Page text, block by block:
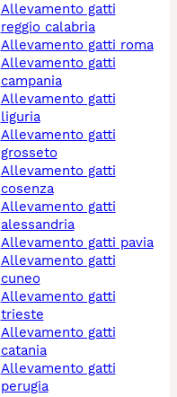
allevamento gatti
reggio calabria
allevamento gatti roma
allevamento gatti
campania
allevamento gatti
liguria
allevamento gatti
grosseto
allevamento gatti
cosenza
allevamento gatti
alessandria
allevamento gatti pavia
allevamento gatti
cuneo
allevamento gatti
trieste
allevamento gatti
catania
allevamento gatti
perugia